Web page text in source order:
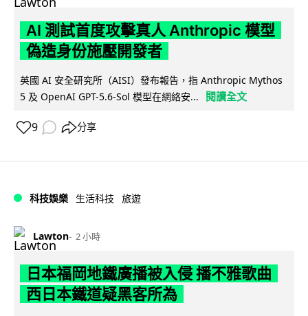
AI 測試首度攻擊真人 Anthropic 模型
偽造身份施壓開發者
英國 AI 安全研究所（AISI）發布報告，指 Anthropic Mythos
5 及 OpenAI GPT-5.6-Sol 模型在網絡安...
閱讀全文
9 分享
科技娛樂 生活科技 旅遊
Lawton 2 小時
日本福岡地鐵廣播被入侵 播不雅歌曲
西日本鐵道疑黑客所為